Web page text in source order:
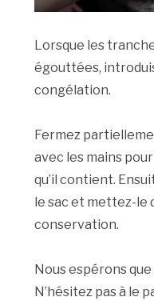
Lorsque les
égouttées,
congélation.
Fermez
avec les mains
qu’il contient.
le sac et mettez-le
conservation.
Nous espérons
N’hésitez pas à le